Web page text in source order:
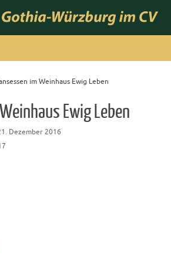
im Weinhaus Ewig Leben
Ewig Leben
Dezember 2016